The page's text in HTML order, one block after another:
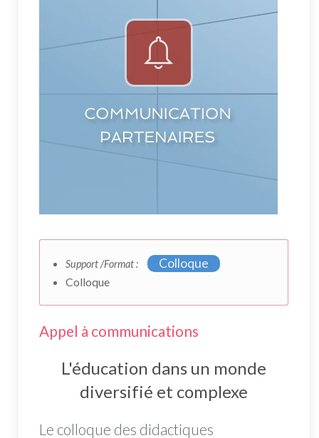
Support /Format : Colloque
Colloque
Appel à communications
L'éducation dans un monde
diversifié et complexe
Le colloque des didactiques